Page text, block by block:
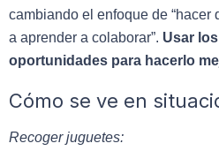
cambiando el enfoque de “hacer
a aprender a colaborar”. Usar
oportunidades para hacerlo
Cómo se ve en
Recoger juguetes: